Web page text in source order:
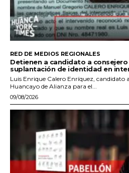
RED DE MEDIOS REGIONALES
Detienen a candidato a
suplantación de identidad en
Luis Enrique Calero Enríquez, candidato
Huancayo de Alianza para el...
09/08/2026